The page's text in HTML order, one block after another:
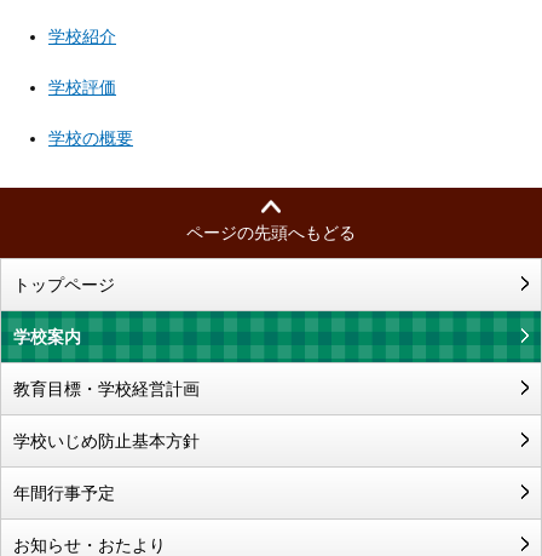
学校紹介
学校評価
学校の概要
ページの先頭へもどる
トップページ
学校案内
教育目標・学校経営計画
学校いじめ防止基本方針
年間行事予定
お知らせ・おたより